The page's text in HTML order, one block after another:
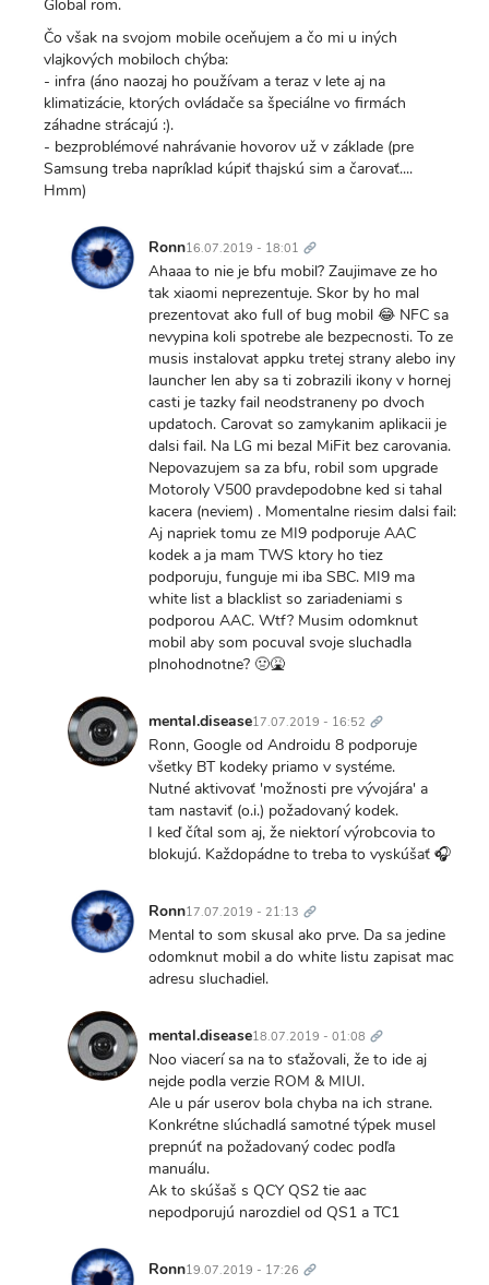
Global rom.
Čo však na svojom mobile oceňujem a čo mi u iných
vlajkových mobiloch chýba:
- infra (áno naozaj ho používam a teraz v lete aj na
klimatizácie, ktorých ovládače sa špeciálne vo firmách
záhadne strácajú :).
- bezproblémové nahrávanie hovorov už v základe (pre
Samsung treba napríklad kúpiť thajskú sim a čarovať....
Hmm)
Ronn16.07.2019 - 18:01 odkaz
In
reply
to
Mobil
som
kúpil
v
alze
v…
by
dufi
cek
Ahaaa to nie je bfu mobil? Zaujimave ze ho
tak xiaomi neprezentuje. Skor by ho mal
prezentovat ako full of bug mobil 😂 NFC sa
nevypina koli spotrebe ale bezpecnosti. To ze
musis instalovat appku tretej strany alebo iny
launcher len aby sa ti zobrazili ikony v hornej
casti je tazky fail neodstraneny po dvoch
updatoch. Carovat so zamykanim aplikacii je
dalsi fail. Na LG mi bezal MiFit bez carovania.
Nepovazujem sa za bfu, robil som upgrade
Motoroly V500 pravdepodobne ked si tahal
kacera (neviem) . Momentalne riesim dalsi fail:
Aj napriek tomu ze MI9 podporuje AAC
kodek a ja mam TWS ktory ho tiez
podporuju, funguje mi iba SBC. MI9 ma
white list a blacklist so zariadeniami s
podporou AAC. Wtf? Musim odomknut
mobil aby som pocuval svoje sluchadla
plnohodnotne? 🤢🤮
mental.disease17.07.2019 - 16:52 odkaz
In
reply
to
Ahaaa
to
nie
mobil?…
by
Ronn
Ronn, Google od Androidu 8 podporuje
všetky BT kodeky priamo v systéme.
Nutné aktivovať 'možnosti pre vývojára' a
tam nastaviť (o.i.) požadovaný kodek.
I keď čítal som aj, že niektorí výrobcovia to
blokujú. Každopádne to treba to vyskúšať 🎧
Ronn17.07.2019 - 21:13 odkaz
In
reply
to
od
Androidu
8…
by
mental.disease
Mental to som skusal ako prve. Da sa jedine
odomknut mobil a do white listu zapisat mac
adresu sluchadiel.
mental.disease18.07.2019 - 01:08 odkaz
In
reply
to
Mental
to
som
skusal
ako…
Noo viacerí sa na to sťažovali, že to ide aj
nejde podla verzie ROM & MIUI.
Ale u pár userov bola chyba na ich strane.
Konkrétne slúchadlá samotné týpek musel
prepnúť na požadovaný codec podľa
manuálu.
Ak to skúšaš s QCY QS2 tie aac
nepodporujú narozdiel od QS1 a TC1
Ronn19.07.2019 - 17:26 odkaz